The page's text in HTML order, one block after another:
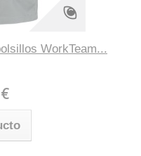
WorkTeam...